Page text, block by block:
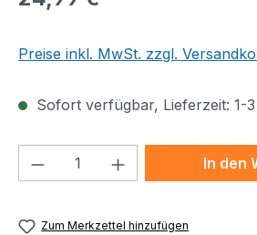
Preise inkl. MwSt. zzgl.
Sofort verfügbar, Lieferzeit: 1-3
Produkt Anzahl: GibIn den
Zum Merkzettel hinzufügen